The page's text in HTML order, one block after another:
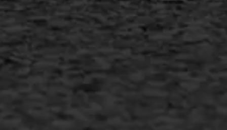
Inschrijven nieuwsbrief
Duurzaam ondernemen